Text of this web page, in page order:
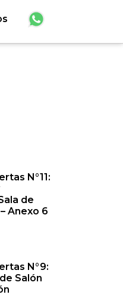
N°11:
de
Anexo 6
N°9:
Salón